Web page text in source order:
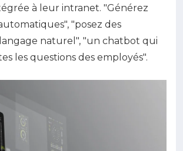
à leur intranet. "Générez
"posez des
naturel", "un chatbot qui
les questions des employés".